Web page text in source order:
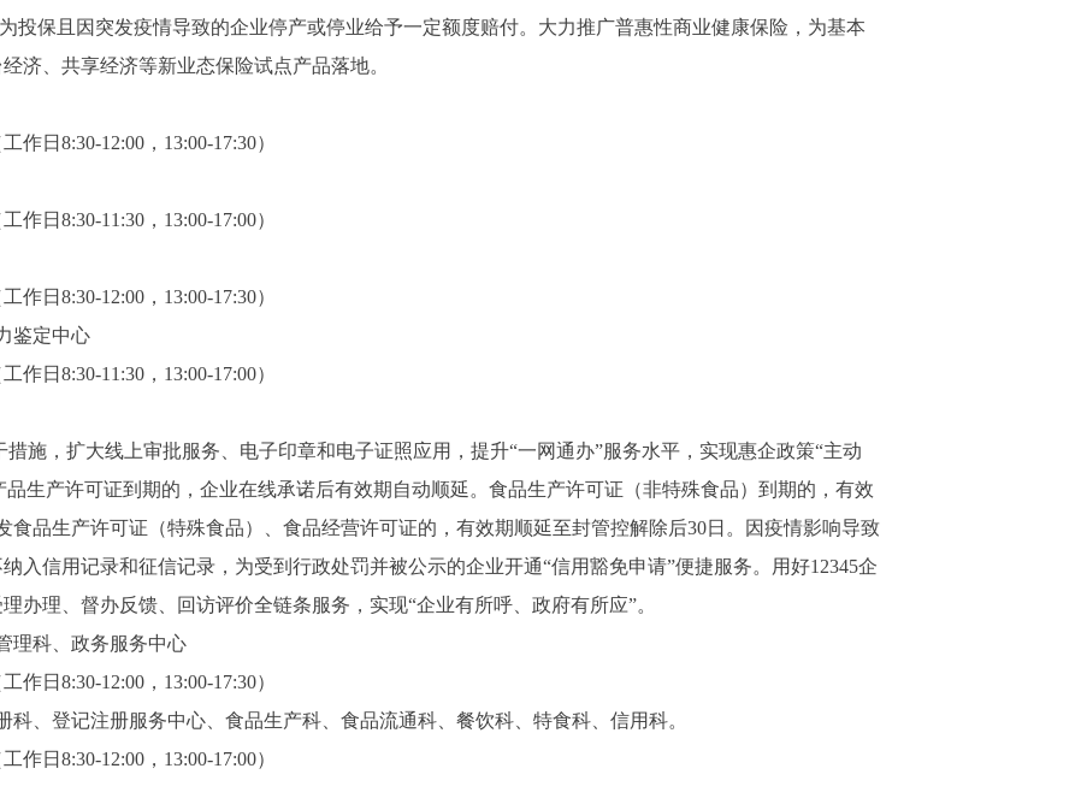
保且因突发疫情导致的企业停产或停业给予一定额度赔付。大力推广普惠性商业健康保险，为基本
济、共享经济等新业态保险试点产品落地。
日8:30-12:00，13:00-17:30）
日8:30-11:30，13:00-17:00）
日8:30-12:00，13:00-17:30）
鉴定中心
日8:30-11:30，13:00-17:00）
，扩大线上审批服务、电子印章和电子证照应用，提升“一网通办”服务水平，实现惠企政策“主动
品生产许可证到期的，企业在线承诺后有效期自动顺延。食品生产许可证（非特殊食品）到期的，有效
食品生产许可证（特殊食品）、食品经营许可证的，有效期顺延至封管控解除后30日。因疫情影响导致
入信用记录和征信记录，为受到行政处罚并被公示的企业开通“信用豁免申请”便捷服务。用好12345企
办理、督办反馈、回访评价全链条服务，实现“企业有所呼、政府有所应”。
科、政务服务中心
日8:30-12:00，13:00-17:30）
登记注册服务中心、食品生产科、食品流通科、餐饮科、特食科、信用科。
日8:30-12:00，13:00-17:00）